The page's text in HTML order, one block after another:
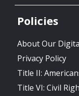
Policies
About Our
Privacy Policy
Title II:
Title VI: Civil